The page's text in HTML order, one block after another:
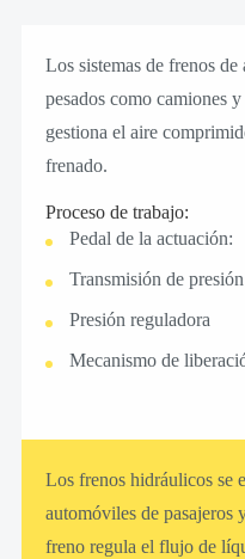
Los sistemas de frenos
pesados como camiones
gestiona el aire
frenado.
Proceso de trabajo:
Pedal de la actuación:
Transmisión de
Presión reguladora
Mecanismo de
Los frenos hidráulicos se
automóviles de pasajeros
freno regula el flujo de